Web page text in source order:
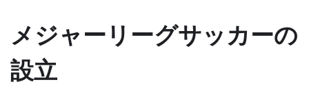
メジャーリーグサッカーの
設立